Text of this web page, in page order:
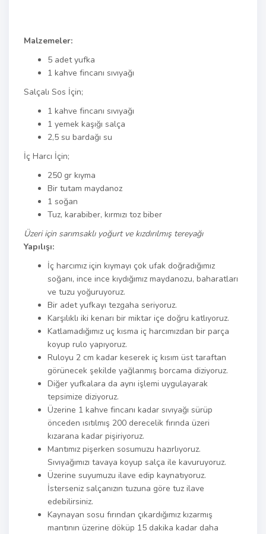
Malzemeler:
5 adet yufka
1 kahve fincanı sıvıyağı
Salçalı Sos İçin;
1 kahve fincanı sıvıyağı
1 yemek kaşığı salça
2,5 su bardağı su
İç Harcı İçin;
250 gr kıyma
Bir tutam maydanoz
1 soğan
Tuz, karabiber, kırmızı toz biber
Üzeri için sarımsaklı yoğurt ve kızdırılmış tereyağı
Yapılışı:
İç harcımız için kıymayı çok ufak doğradığımız
soğanı, ince ince kıydığımız maydanozu, baharatları
ve tuzu yoğuruyoruz.
Bir adet yufkayı tezgaha seriyoruz.
Karşılıklı iki kenarı bir miktar içe doğru katlıyoruz.
Katlamadığımız uç kısma iç harcımızdan bir parça
koyup rulo yapıyoruz.
Ruloyu 2 cm kadar keserek iç kısım üst taraftan
görünecek şekilde yağlanmış borcama diziyoruz.
Diğer yufkalara da aynı işlemi uygulayarak
tepsimize diziyoruz.
Üzerine 1 kahve fincanı kadar sıvıyağı sürüp
önceden ısıtılmış 200 derecelik fırında üzeri
kızarana kadar pişiriyoruz.
Mantımız pişerken sosumuzu hazırlıyoruz.
Sıvıyağımızı tavaya koyup salça ile kavuruyoruz.
Üzerine suyumuzu ilave edip kaynatıyoruz.
İsterseniz salçanızın tuzuna göre tuz ilave
edebilirsiniz.
Kaynayan sosu fırından çıkardığımız kızarmış
mantının üzerine döküp 15 dakika kadar daha